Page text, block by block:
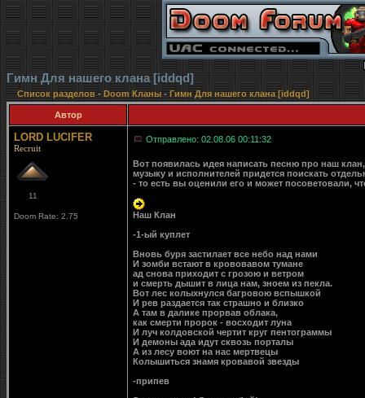
Гимн Для нашего клана [iddqd]
Список разделов- Doom Кланы-Гимн Для нашего клана [iddqd]
Автор
LORD LUCIFER
Recruit
11
Doom Rate: 2.75
Отправлено: 02.08.06 00:11:32
Вот появилась идея написать песню про наш
музыку и исполнителей придется поискать
- то есть вы оценили его и может посоветовали,
Наш Клан
-1-ый куплет
Вновь буря застилает все небо над нами
И зомби встают в крововавом тумане
ад снова приходит с грозою и ветром
и смерть дышит в лица нам, зноем из пекла.
Вот лес колыхнулся багровою вспышкой
И рев раздается так страшно и близко
А там в далике прорвав облака,
как смерти пророк - восходит луна
И луч колдовской чертит круг пентограммы
И демоны ада идут сквозь порталы
А из лесу воют на нас мертвецы
Колышиться знамя кровавой звезды
-припев